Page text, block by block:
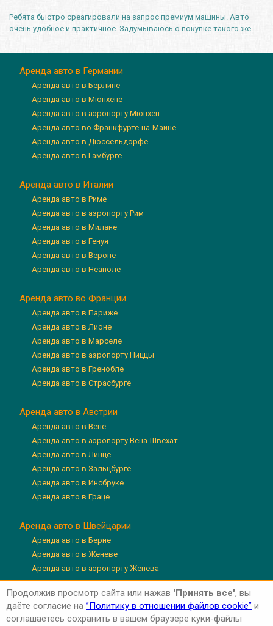
Ребята быстро среагировали на запрос премиум машины. Авто
очень удобное и практичное. Задумываюсь о покупке такого же.
Аренда авто в Германии
Аренда авто в Берлине
Аренда авто в Мюнхене
Аренда авто в аэропорту Мюнхен
Аренда авто во Франкфурте-на-Майне
Аренда авто в Дюссельдорфе
Аренда авто в Гамбурге
Аренда авто в Италии
Аренда авто в Риме
Аренда авто в аэропорту Рим
Аренда авто в Милане
Аренда авто в Генуя
Аренда авто в Вероне
Аренда авто в Неаполе
Аренда авто во Франции
Аренда авто в Париже
Аренда авто в Лионе
Аренда авто в Марселе
Аренда авто в аэропорту Ниццы
Аренда авто в Гренобле
Аренда авто в Страсбурге
Аренда авто в Австрии
Аренда авто в Вене
Аренда авто в аэропорту Вена-Швехат
Аренда авто в Линце
Аренда авто в Зальцбурге
Аренда авто в Инсбруке
Аренда авто в Граце
Аренда авто в Швейцарии
Аренда авто в Берне
Аренда авто в Женеве
Аренда авто в аэропорту Женева
Аренда авто в Цюрихе
Аренда авто в аэропорту Цюрих
Аренда авто в Люцерне
Продолжив просмотр сайта или нажав 'Принять все', вы
даёте согласие на ”Политику в отношении файлов cookie” и
соглашаетесь сохранить в вашем браузере куки-файлы